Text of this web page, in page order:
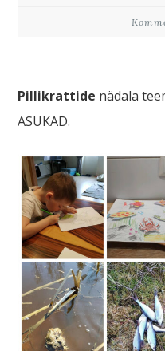
Pillikrattide nädala
ASUKAD.